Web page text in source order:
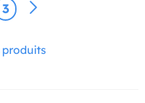
3
produits